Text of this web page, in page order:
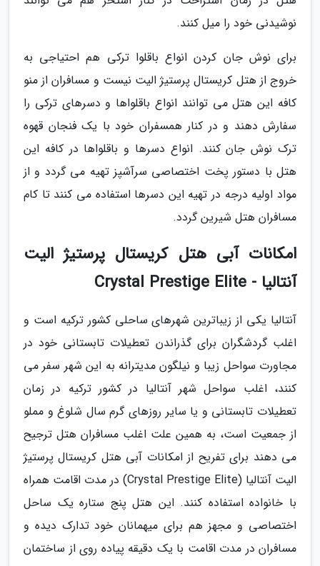
نوشیدنی خود را میل کنند.
برای نوش جان کردن انواع باقلوا ترکی هم احتیاجی به
خروج از هتل کریستال پرستیژ الیت نیست و مسافران از منو
کافه این هتل می توانند انواع باقلواها و دسرهای ترکی را
سفارش دهند و در کنار همسفران خود با یک فنجان قهوه
ترک نوش جان کنند. انواع دسرها و باقلواها در کافه این
هتل با دستور پخت اختصاصی سرآشپز تهیه می گردد و از
مواد اولیه درجه در تهیه این دسرها استفاده می کنند تا کام
مسافران هتل شیرین گردد.
امکانات آبی هتل کریستال پرستیژ الیت
آنتالیا - Crystal Prestige Elite
آنتالیا یکی از زیباترین شهرهای ساحلی کشور ترکیه است و
اغلب گردشگران برای گذراندن تعطیلات تابستانی خود در
مجاورت سواحل زیبا و نیلگون مدیترانه به این شهر سفر می
کنند، اغلب سواحل شهر آنتالیا در کشور ترکیه در زمان
تعطیلات تابستانی و یا سایر روزهای گرم سال شلوغ و مملو
از جمعیت است، به همین علت اغلب مسافران هتل ترجیح
می دهند برای تفریح از امکانات آبی هتل کریستال پرستیژ
الیت آنتالیا (Crystal Prestige Elite) در مدت اقامت همراه
با خانواده استفاده کنند. این هتل پنج ستاره یک ساحل
اختصاصی و مجهز هم برای میهمانان خود تدارک دیده و
مسافران در مدت اقامت با یک دقیقه پیاده روی از ساختمان